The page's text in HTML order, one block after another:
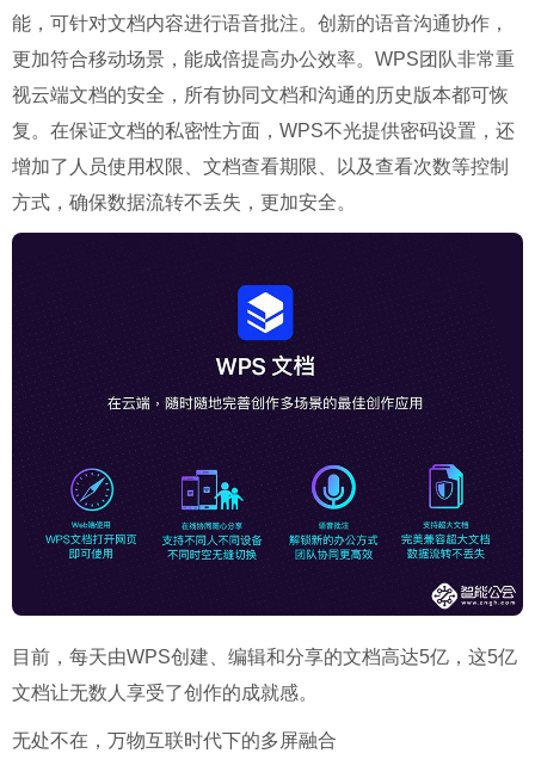
能，可针对文档内容进行语音批注。创新的语音沟通协作，
更加符合移动场景，能成倍提高办公效率。WPS团队非常重
视云端文档的安全，所有协同文档和沟通的历史版本都可恢
复。在保证文档的私密性方面，WPS不光提供密码设置，还
增加了人员使用权限、文档查看期限、以及查看次数等控制
方式，确保数据流转不丢失，更加安全。
目前，每天由WPS创建、编辑和分享的文档高达5亿，这5亿
文档让无数人享受了创作的成就感。
无处不在，万物互联时代下的多屏融合